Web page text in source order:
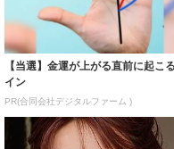
【当選】金運が上がる直前に起こ
イン
PR(合同会社デジタルファーム )